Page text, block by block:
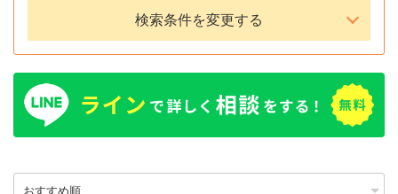
検索条件を変更する